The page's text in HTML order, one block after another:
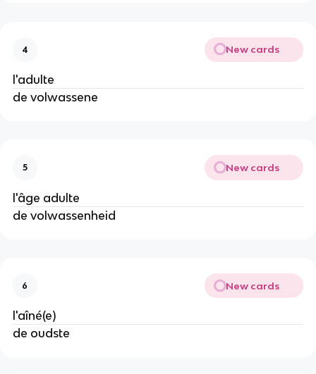
4 New cards
l'adulte
de volwassene
5 New cards
l'âge adulte
de volwassenheid
6 New cards
l'aîné(e)
de oudste